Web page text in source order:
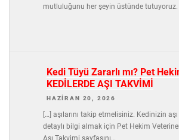
mutluluğunu her şeyin üstünde tutuyoruz.
Kedi Tüyü Zararlı mı? Pet
KEDİLERDE AŞI TAKVİMİ
HAZIRAN 20, 2026
[…] aşılarını takip etmelisiniz. Kedinizin
detaylı bilgi almak için Pet Hekim
Aşı Takvimi sayfasını…